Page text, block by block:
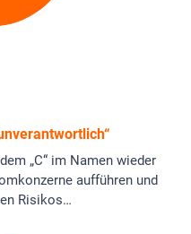
„C“ im Namen wieder
aufführen und
Risikos…